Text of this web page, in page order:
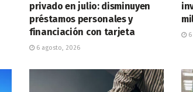
privado en julio: disminuyen
préstamos personales y
financiación con tarjeta
6 agosto, 2026
6